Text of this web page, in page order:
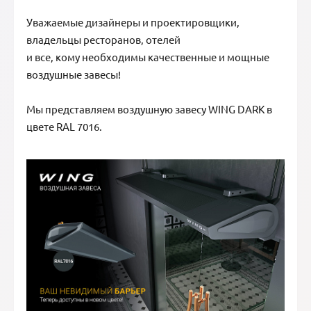
Уважаемые дизайнеры и проектировщики,
владельцы ресторанов, отелей
и все, кому необходимы качественные и мощные
воздушные завесы!
Мы представляем воздушную завесу WING DARK в
цвете RAL 7016.